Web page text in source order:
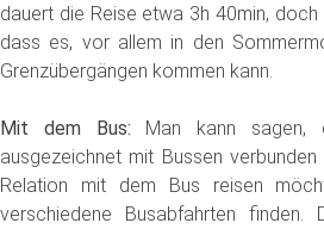
dauert die Reise etwa 3h 40min,
dass es, vor allem in den
Grenzübergängen kommen kann.
Mit dem Bus: Man kann sagen,
ausgezeichnet mit Bussen
Relation mit dem Bus reisen
verschiedene Busabfahrten finden.